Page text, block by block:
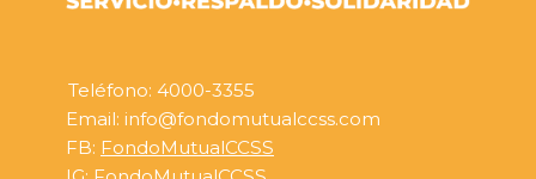
Teléfono: 4000-3355
Email: info@fondomutualccss.com
FB: FondoMutualCCSS